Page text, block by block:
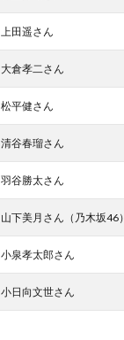
上田遥さん
大倉孝二さん
松平健さん
清谷春瑠さん
羽谷勝太さん
山下美月さん（乃木坂46）
小泉孝太郎さん
小日向文世さん